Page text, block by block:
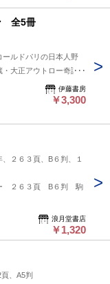
全5冊
ールドパリの日本人野
大正アウトロー奇譚の
伊藤書房
￥3,300
２６３頁、B６判、１
ー ２６３頁 B６判 駒
浪月堂書店
￥1,320
、A5判